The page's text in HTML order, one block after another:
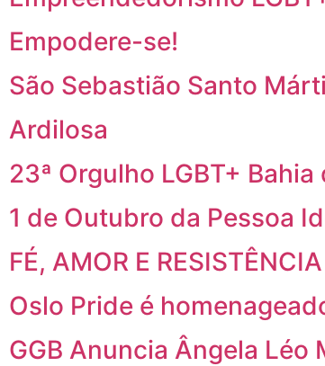
Empodere-se!
São Sebastião Santo
Ardilosa
23ª Orgulho LGBT+
1 de Outubro da Pessoa
FÉ, AMOR E
Oslo Pride é
GGB Anuncia Ângela Léo